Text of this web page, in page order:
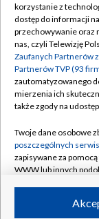
Abonament
Emisja w TVP
Centrum
Naziemna
Rada
System NOS
Informacje o
Program dla
korzystanie z
dostęp do informacji
przechowywanie oraz
nas, czyli Telewizję
Zaufanych Partnerów
Partnerów TVP (93
zautomatyzowanego
mierzenia ich
także zgody na
Twoje dane osobowe
poszczególnych
zapisywane za
WWW lub innych
ruchu w Internecie.